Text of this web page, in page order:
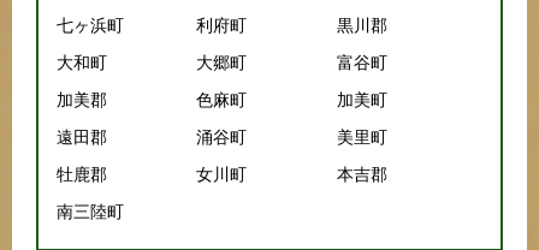
七ヶ浜町
利府町
黒川郡
大和町
大郷町
富谷町
加美郡
色麻町
加美町
遠田郡
涌谷町
美里町
牡鹿郡
女川町
本吉郡
南三陸町